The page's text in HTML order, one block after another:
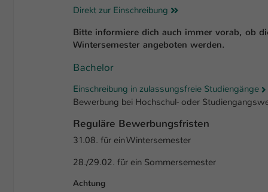
Direkt zur Einschreibung
Bitte informiere dich auch immer vorab, ob
Wintersemester angeboten werden.
Bachelor
Einschreibung in zulassungsfreie Studiengänge
Bewerbung bei Hochschul- oder
Reguläre Bewerbungsfristen
31.08. für ein Wintersemester
28./29.02. für ein Sommersemester
Achtung